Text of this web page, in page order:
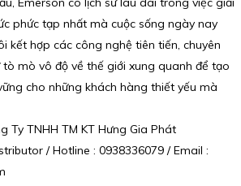
phức tạp nhất mà cuộc sống ngày nay
kết hợp các công nghệ tiên tiến, chuyên
mò vô độ về thế giới xung quanh để tạo
cho những khách hàng thiết yếu mà
Ty TNHH TM KT Hưng Gia Phát
/ Hotline : 0938336079 / Email :